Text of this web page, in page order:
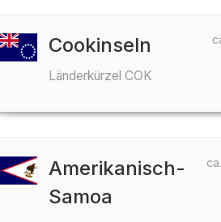
Cookinseln
Länderkürzel COK
Amerikanisch-
Samoa